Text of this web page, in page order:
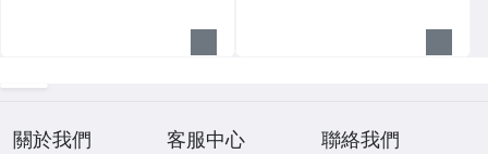
關於我們 客服中心 聯絡我們